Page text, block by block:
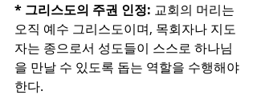
* 그리스도의 주권 인정: 교회의 머리는
오직 예수 그리스도이며, 목회자나 지도
자는 종으로서 성도들이 스스로 하나님
을 만날 수 있도록 돕는 역할을 수행해야
한다.